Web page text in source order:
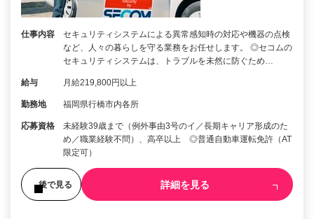
仕事内容
セキュリティシステムによる異常感知時の対応や機器の点検
など、人々の暮らしを守る業務をお任せします。 ◎セコムの
セキュリティシステムは、トラブルを未然に防ぐため…
給与 月給219,800円以上
勤務地 福岡県行橋市内各所
応募資格
未経験39歳まで（例外事由3号のイ／長期キャリア形成のた
め／職業経験不問）、高卒以上 ◎普通自動車運転免許（AT
限定可）
後で見る 詳細を見る